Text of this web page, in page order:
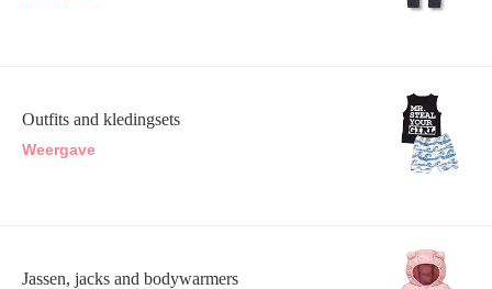
Outfits and kledingsets
Weergave
Jassen, jacks and bodywarmers